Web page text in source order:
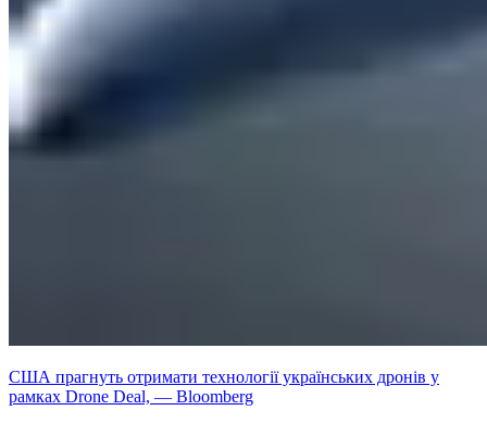
США прагнуть отримати технології українських дронів у
рамках Drone Deal, — Bloomberg